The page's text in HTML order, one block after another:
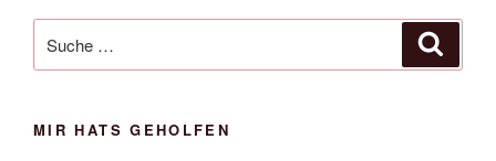
nach:
MIR HATS GEHOLFEN